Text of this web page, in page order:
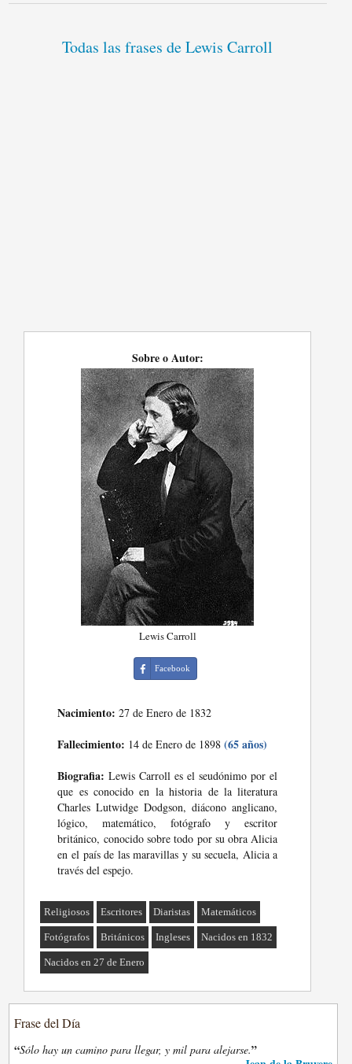
Todas las frases de Lewis Carroll
Sobre o Autor:
Lewis Carroll
Facebook
Nacimiento: 27 de Enero de 1832
Fallecimiento: 14 de Enero de 1898(65 años)
Biografia: Lewis Carroll es el seudónimo por el
que es conocido en la historia de la literatura
Charles Lutwidge Dodgson, diácono anglicano,
lógico, matemático, fotógrafo y escritor
británico, conocido sobre todo por su obra Alicia
en el país de las maravillas y su secuela, Alicia a
través del espejo.
Religiosos Escritores Diaristas Matemáticos
Fotógrafos Británicos Ingleses Nacidos en 1832
Nacidos en 27 de Enero
Frase del Día
“Sólo hay un camino para llegar, y mil para alejarse.”